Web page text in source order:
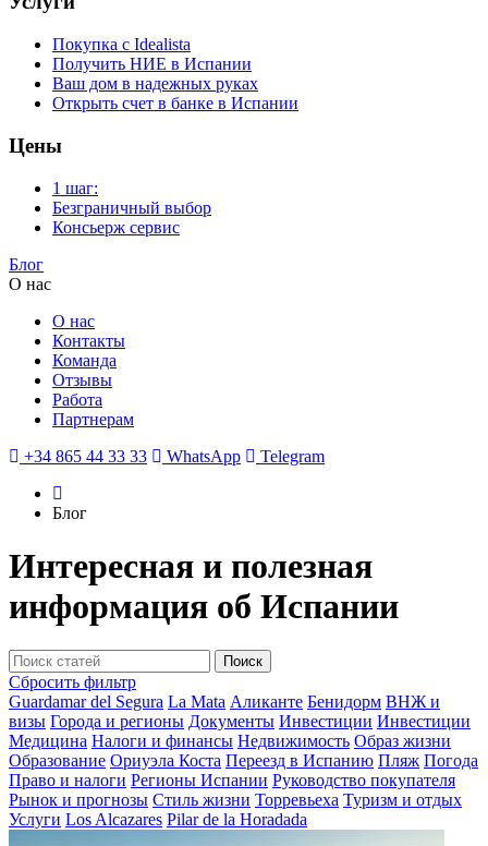
Покупка с Idealista
Получить НИЕ в Испании
Ваш дом в надежных руках
Открыть счет в банке в Испании
Цены
1 шаг:
Безграничный выбор
Консьерж сервис
Блог
О нас
О нас
Контакты
Команда
Отзывы
Работа
Партнерам
+34 865 44 33 33
WhatsApp Telegram
Блог
Интересная и полезная
информация об Испании
Поиск
Сбросить фильтр
Guardamar del Segura La Mata Аликанте Бенидорм ВНЖ и
визы Города и регионы Документы Инвестиции Инвестиции
Медицина Налоги и финансы Недвижимость Образ жизни
Образование Ориуэла Коста Переезд в Испанию Пляж Погода
Право и налоги Регионы Испании Руководство покупателя
Рынок и прогнозы Стиль жизни Торревьеха Туризм и отдых
Услуги Los Alcazares Pilar de la Horadada